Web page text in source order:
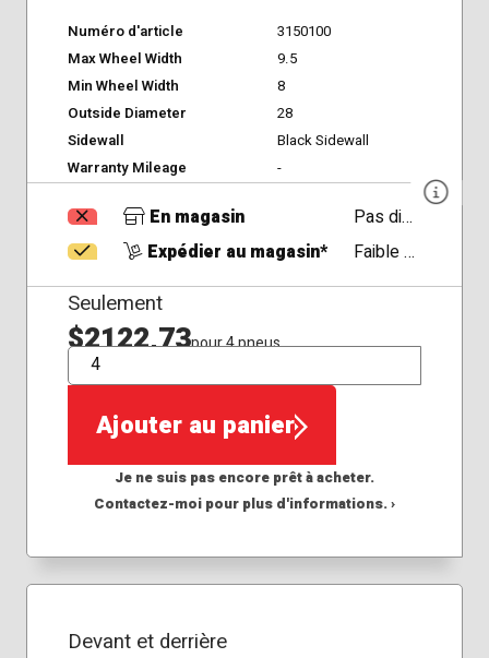
Numéro d'article
3150100
Max Wheel Width
9.5
Min Wheel Width
8
Outside Diameter
28
Sidewall
Black Sidewall
Warranty Mileage
-
En magasin
Pas disponible
Expédier au magasin*
Faible Disponibilité
Seulement
$2122,73pour 4 pneus
QTÉ
Ajouter au panier
Je ne suis pas encore prêt à acheter.
Contactez-moi pour plus d'informations. ›
Devant et derrière